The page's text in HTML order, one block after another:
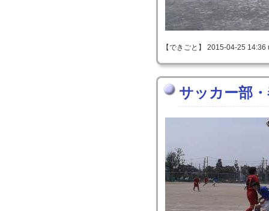
【できごと】 2015-04-25
サッカー部